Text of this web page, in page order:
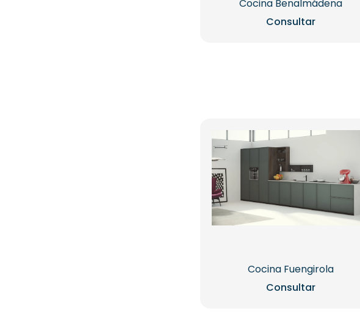
Cocina Benalmádena
Consultar
Cocina Fuengirola
Consultar